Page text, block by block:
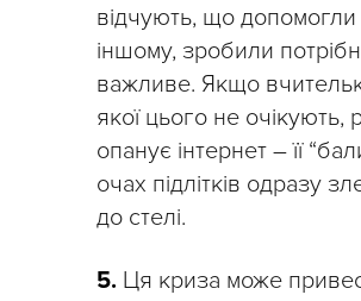
відчують, що допомогли
іншому, зробили
важливе. Якщо
якої цього не очікують,
опанує інтернет – її
очах підлітків одразу
до стелі.
5. Ця криза може